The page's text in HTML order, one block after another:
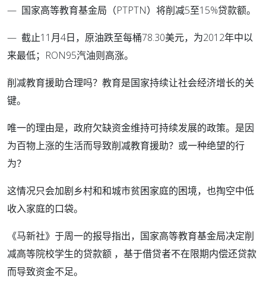
— 国家高等教育基金局（PTPTN）将削减5至15%贷款额。
— 截止11月4日，原油跌至每桶78.30美元，为2012年中以
来最低；RON95汽油则高涨。
削减教育援助合理吗？教育是国家持续让社会经济增长的关
键。
唯一的理由是，政府欠缺资金维持可持续发展的政策。是因
为百物上涨的生活而导致削减教育援助？或一种绝望的行
为？
这情况只会加剧乡村和和城市贫困家庭的困境，也掏空中低
收入家庭的口袋。
《马新社》于周一的报导指出，国家高等教育基金局决定削
减高等院校学生的贷款额 ，基于借贷者不在限期内偿还贷款
而导致资金不足。